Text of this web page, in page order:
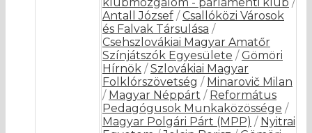
klubmozgalom - parlamenti klub /
Antall József / Csallóközi Városok
és Falvak Társulása /
Csehszlovákiai Magyar Amatőr
Színjátszók Egyesülete / Gömöri
Hírnök / Szlovákiai Magyar
Folklórszövetség / Minarovič Milan
/ Magyar Néppárt / Református
Pedagógusok Munkaközössége /
Magyar Polgári Párt (MPP) / Nyitrai